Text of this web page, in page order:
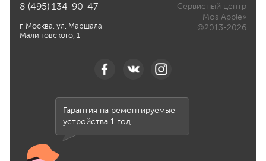
8 (495) 134-90-47
г. Москва, ул. Маршала
Малиновского, 1
Сервисный центр
Mos Apple»
©2013-2026
Гарантия на ремонтируемые
устройства 1 год